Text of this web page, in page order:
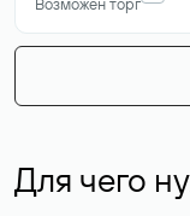
Для чего